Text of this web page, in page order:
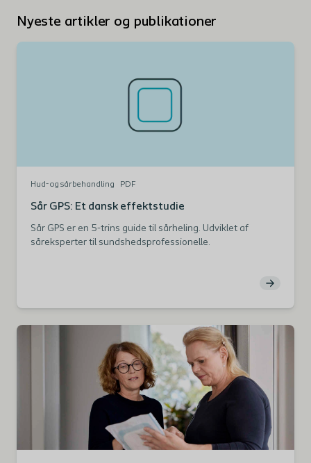
Nyeste artikler og publikationer
Hud- og sårbehandling PDF
Sår GPS: Et dansk effektstudie
Sår GPS er en 5-trins guide til sårheling. Udviklet af
såreksperter til sundshedsprofessionelle.